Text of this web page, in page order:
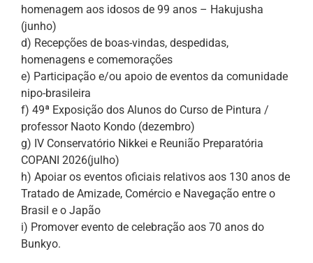
homenagem aos idosos de 99 anos – Hakujusha
(junho)
d) Recepções de boas-vindas, despedidas,
homenagens e comemorações
e) Participação e/ou apoio de eventos da comunidade
nipo-brasileira
f) 49ª Exposição dos Alunos do Curso de Pintura /
professor Naoto Kondo (dezembro)
g) IV Conservatório Nikkei e Reunião Preparatória
COPANI 2026(julho)
h) Apoiar os eventos oficiais relativos aos 130 anos de
Tratado de Amizade, Comércio e Navegação entre o
Brasil e o Japão
i) Promover evento de celebração aos 70 anos do
Bunkyo.